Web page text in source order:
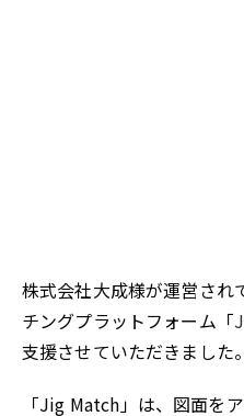
株式会社大成様が運営され
チングプラットフォーム「
支援させていただきました。
「Jig Match」は、図面を